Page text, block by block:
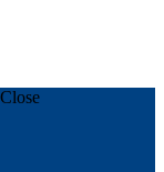
Close